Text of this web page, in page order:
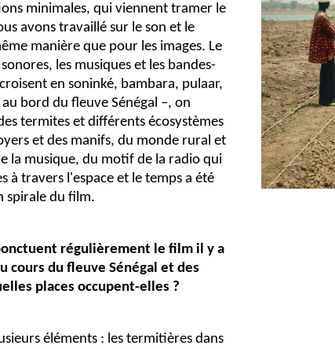
minimales, qui viennent tramer le
avons travaillé sur le son et le
manière que pour les images. Le
les musiques et les bandes-
en soninké, bambara, pulaar,
bord du fleuve Sénégal –, on
termites et différents écosystèmes
et des manifs, du monde rural et
la musique, du motif de la radio qui
à travers l'espace et le temps a été
spirale du film.
régulièrement le film il y a
cours du fleuve Sénégal et des
places occupent-elles ?
éléments : les termitières dans